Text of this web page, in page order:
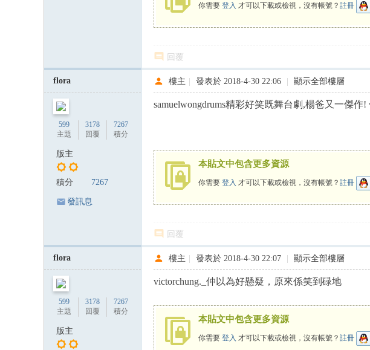
你需要 登入 才可以下載或檢視，沒有帳號？ 註冊
回覆
flora
599
主題
3178
回覆
7267
積分
版主
積分 7267
發訊息
樓主 發表於 2018-4-30 22:06 顯示全部樓層
samuelwongdrums精彩好笑既舞台劇,楊爸又一傑作
本貼文中包含更多資源
你需要 登入 才可以下載或檢視，沒有帳號？ 註冊
回覆
flora
599
主題
3178
回覆
7267
積分
版主
樓主 發表於 2018-4-30 22:07 顯示全部樓層
victorchung._仲以為好懸疑，原來係笑到碌地
本貼文中包含更多資源
你需要 登入 才可以下載或檢視，沒有帳號？ 註冊